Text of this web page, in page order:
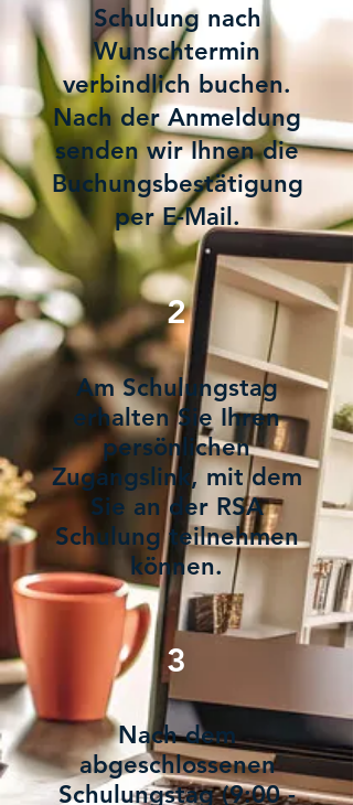
Schulung nach
Wunschtermin
verbindlich buchen.
Nach der Anmeldung
senden wir Ihnen die
Buchungsbestätigung
per E-Mail.
2
Am Schulungstag
erhalten Sie Ihren
persönlichen
Zugangslink, mit dem
Sie an der RSA
Schulung teilnehmen
können.
3
Nach dem
abgeschlossenen
Schulungstag (9:00 -